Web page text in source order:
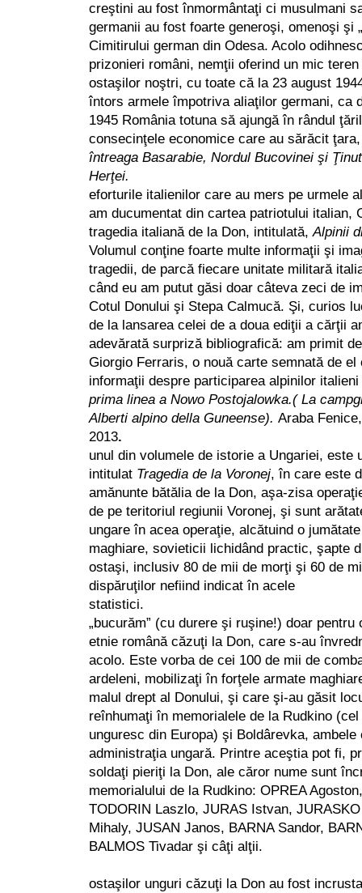
creştini au fost înmormântaţi ci musulmani
germanii au fost foarte generoşi, omenoşi şi
Cimitirului german din Odesa. Acolo
prizonieri români, nemţii oferind un mic
ostaşilor noştri, cu toate că la 23 august
întors armele împotriva aliaţilor germani, ca
1945 România totuna să ajungă în rândul
consecinţele economice care au sărăcit
întreaga Basarabie, Nordul Bucovinei şi
eforturile italienilor care au mers pe urmele
am ducumentat din cartea patriotului italian,
tragedia italiană de la Don, intitulată,Alpinii
Volumul conţine foarte multe informaţii şi
tragedii, de parcă fiecare unitate militară
când eu am putut găsi doar câteva zeci de
Cotul Donului şi Stepa Calmucă. Şi, curios
de la lansarea celei de a doua ediţii a cărţii
adevărată surpriză bibliografică: am primit
Giorgio Ferraris, o nouă carte semnată de el
informaţii despre participarea alpinilor
prima linea a Nowo Postojalowka.( La
Alberti alpino della Guneense). Araba
2013
unul din volumele de istorie a Ungariei, este
intitulat Tragedia de la Voronej, în care este
amănunte bătălia de la Don, aşa-zisa
de pe teritoriul regiunii Voronej, şi sunt
ungare în acea operaţie, alcătuind o
maghiare, sovieticii lichidând practic, şapte
ostaşi, inclusiv 80 de mii de morţi şi 60 de
dispăruţilor nefiind indicat în acele
statistici. Am
„bucurăm” (cu durere şi ruşine!) doar
etnie română căzuţi la Don, care s-au
acolo. Este vorba de cei 100 de mii de
ardeleni, mobilizaţi în forţele armate
malul drept al Donului, şi care şi-au găsit
reînhumaţi în memorialele de la Rudkino
unguresc din Europa) şi Boldârevka,
administraţia ungară. Printre aceştia pot fi,
soldaţi pieriţi la Don, ale căror nume sunt
memorialului de la Rudkino: OPREA
TODORIN Laszlo, JURAS Istvan,
Mihaly, JUSAN Janos, BARNA Sandor,
BALMOS Tivadar şi câţi alţii.
ostaşilor unguri căzuţi la Don au fost